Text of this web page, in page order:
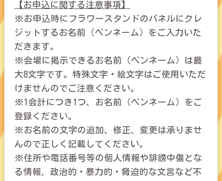
【お申込に関する注意事項】
※お申込時にフラワースタンドのパネルにクレ
ジットするお名前（ペンネーム）をご入力いた
だきます。
※会場に掲示できるお名前（ペンネーム）は最
大8文字です。特殊文字・絵文字はご使用いただ
けませんのでご注意ください。
※1会計につき1つ、お名前（ペンネーム）をご
登録ください。
※お名前の文字の追加、修正、変更は承りませ
んので正しく記載してください。
※住所や電話番号等の個人情報や誹謗中傷とな
る情報、政治的・暴力的・脅迫的な文言など不